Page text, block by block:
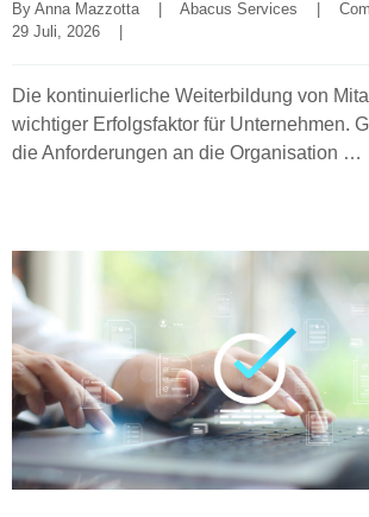
By Anna Mazzotta | Abacus Services |
29 Juli, 2026 |
Die kontinuierliche Weiterbildung von
wichtiger Erfolgsfaktor für Unternehmen.
die Anforderungen an die Organisation …